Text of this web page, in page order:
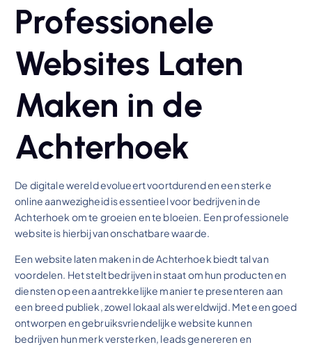
Professionele
Websites Laten
Maken in de
Achterhoek
De digitale wereld evolueert voortdurend en een sterke
online aanwezigheid is essentieel voor bedrijven in de
Achterhoek om te groeien en te bloeien. Een professionele
website is hierbij van onschatbare waarde.
Een website laten maken in de Achterhoek biedt tal van
voordelen. Het stelt bedrijven in staat om hun producten en
diensten op een aantrekkelijke manier te presenteren aan
een breed publiek, zowel lokaal als wereldwijd. Met een goed
ontworpen en gebruiksvriendelijke website kunnen
bedrijven hun merk versterken, leads genereren en